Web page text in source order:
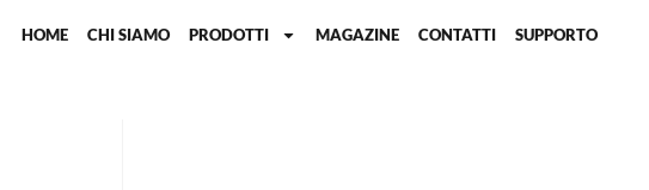
HOME CHI SIAMO PRODOTTI MAGAZINE CONTATTI SUPPORTO
/ Capsule di stagno per